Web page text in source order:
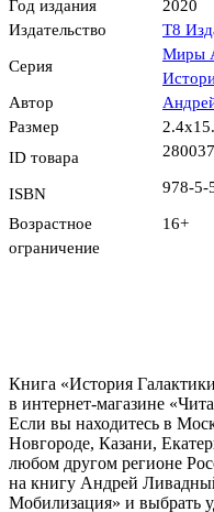
Год издания
2020
Издательство
Т8
Серия
Миры
Автор
Размер
ID товара
ISBN 978-5-
Возрастное
ограничение
16+
Книга «История
в интернет-магазине
Если вы находитесь в
Новгороде, Казани,
любом другом регионе
на книгу Андрей
Мобилизация» и выбрать